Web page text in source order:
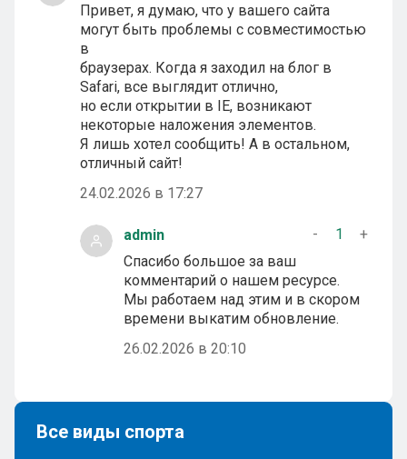
Привет, я думаю, что у вашего сайта
могут быть проблемы с совместимостью
в
браузерах. Когда я заходил на блог в
Safari, все выглядит отлично,
но если открытии в IE, возникают
некоторые наложения элементов.
Я лишь хотел сообщить! А в остальном,
отличный сайт!
24.02.2026 в 17:27
admin - 1
+
Спасибо большое за ваш
комментарий о нашем ресурсе.
Мы работаем над этим и в скором
времени выкатим обновление.
26.02.2026 в 20:10
Все виды спорта